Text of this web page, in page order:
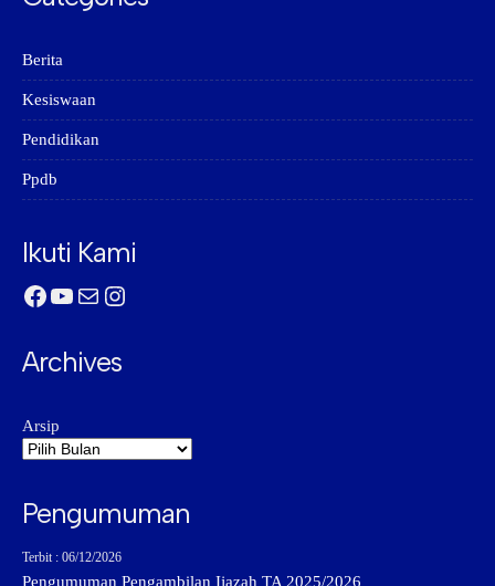
Berita
Kesiswaan
Pendidikan
Ppdb
Ikuti Kami
Facebook
YouTube
MailInstagram
Archives
Arsip
Pengumuman
Terbit : 06/12/2026
Pengumuman Pengambilan Ijazah TA 2025/2026